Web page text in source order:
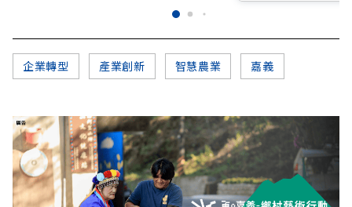
企業轉型 產業創新 智慧農業 嘉義